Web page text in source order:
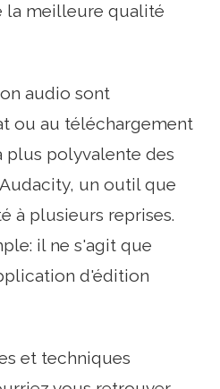
la meilleure qualité
audio sont
ou au téléchargement
plus polyvalente des
un outil que
à plusieurs reprises.
il ne s'agit que
d'édition
et techniques